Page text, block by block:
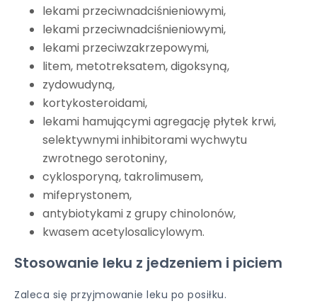
lekami przeciwnadciśnieniowymi,
lekami przeciwnadciśnieniowymi,
lekami przeciwzakrzepowymi,
litem, metotreksatem, digoksyną,
zydowudyną,
kortykosteroidami,
lekami hamującymi agregację płytek krwi,
selektywnymi inhibitorami wychwytu
zwrotnego serotoniny,
cyklosporyną, takrolimusem,
mifeprystonem,
antybiotykami z grupy chinolonów,
kwasem acetylosalicylowym.
Stosowanie leku z jedzeniem i piciem
Zaleca się przyjmowanie leku po posiłku.